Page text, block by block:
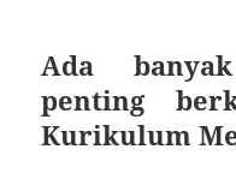
Ada
penting
Kurikulum